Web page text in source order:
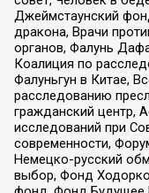
Джеймстаунский
дракона, Врачи
органов, Фалунь
Коалиция по
Фалуньгун в Китае,
расследованию
гражданский центр,
исследований при
современности,
Немецко-русский
выбор, Фонд